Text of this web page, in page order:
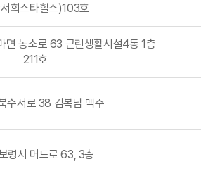
희스타힐스)103호
면 농소로 63 근린생활시설4동 1층
211호
수서로 38 김복남 맥주
령시 머드로 63, 3층